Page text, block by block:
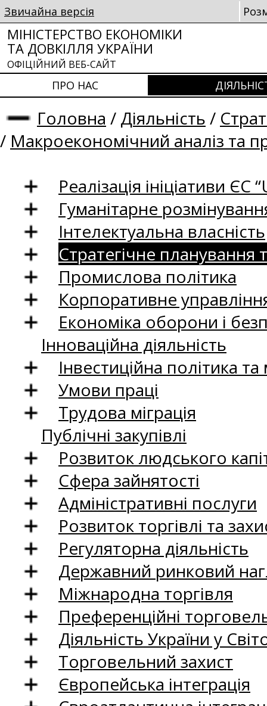
Звичайна версія
МІНІСТЕРСТВО ЕКОНОМІКИ
ТА ДОВКІЛЛЯ УКРАЇНИ
ОФІЦІЙНИЙ ВЕБ-САЙТ
ПРО НАС
Головна / Діяльність /
/ Макроекономічний аналіз та
Реалізація ініціативи ЄС
Гуманітарне
Інтелектуальна власність
Стратегічне
Промислова політика
Корпоративне
Економіка оборони і
Інноваційна діяльність
Інвестиційна політика
Умови праці
Трудова міграція
Публічні закупівлі
Розвиток людського
Сфера зайнятості
Адміністративні послуги
Розвиток торгівлі та
Регуляторна діяльність
Державний ринковий
Міжнародна торгівля
Преференційні
Діяльність України у
Торговельний захист
Європейська інтеграція